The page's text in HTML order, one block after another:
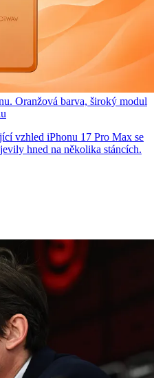
Oranžová barva, široký modul
vzhled iPhonu 17 Pro Max se
hned na několika stáncích.